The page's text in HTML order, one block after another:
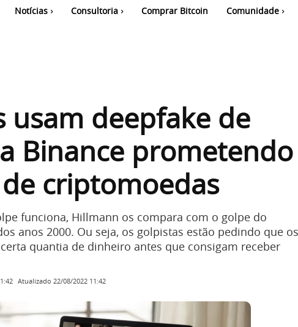
Notícias Consultoria Comprar Bitcoin Comunidade
usam deepfake de
Binance prometendo
criptomoedas
funciona, Hillmann os compara com o golpe do
anos 2000. Ou seja, os golpistas estão pedindo que os
quantia de dinheiro antes que consigam receber
Atualizado 22/08/2022 11:42